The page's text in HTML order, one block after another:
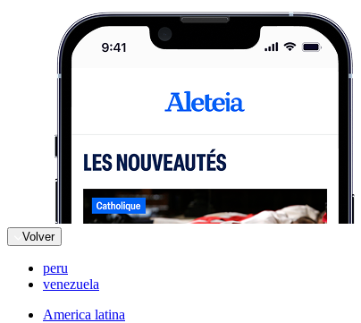
Volver
peru
venezuela
America latina